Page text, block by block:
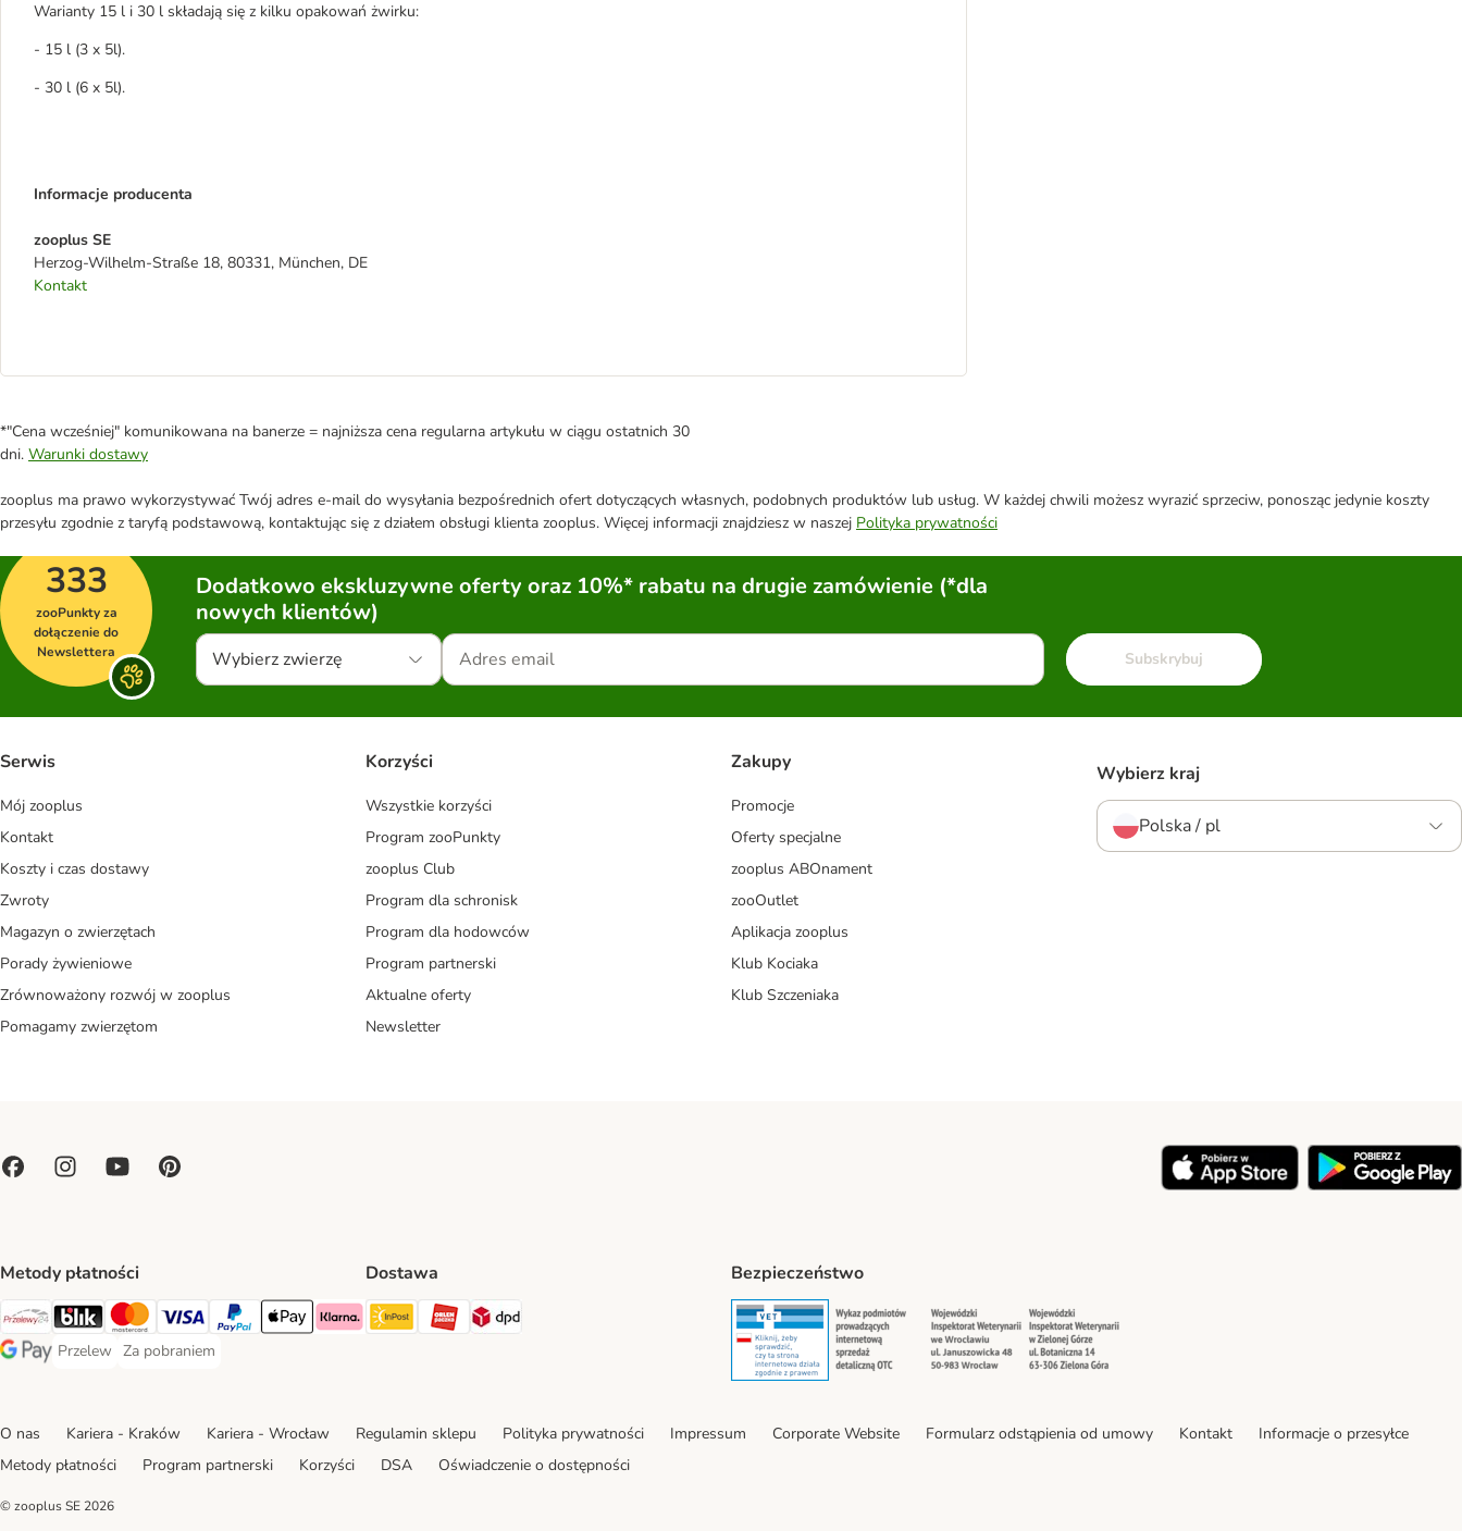
Warianty 15 l i 30 l składają się z kilku opakowań żwirku:
- 15 l (3 x 5l).
- 30 l (6 x 5l).
Informacje producenta
zooplus SE
Herzog-Wilhelm-Straße 18, 80331, München, DE
Kontakt
*"Cena wcześniej" komunikowana na banerze = najniższa cena regularna artykułu w ciągu ostatnich 30
dni. Warunki dostawy
zooplus ma prawo wykorzystywać Twój adres e-mail do wysyłania bezpośrednich ofert dotyczących własnych, podobnych produktów lub usług. W każdej chwili możesz wyrazić sprzeciw, ponosząc jedynie koszty
przesyłu zgodnie z taryfą podstawową, kontaktując się z działem obsługi klienta zooplus. Więcej informacji znajdziesz w naszej Polityka prywatności
333
zooPunkty za
dołączenie do
Newslettera
Dodatkowo ekskluzywne oferty oraz 10%* rabatu na drugie zamówienie (*dla
nowych klientów)
Wybierz zwierzę Subskrybuj
Serwis
Mój zooplus
Kontakt
Koszty i czas dostawy
Zwroty
Magazyn o zwierzętach
Porady żywieniowe
Zrównoważony rozwój w zooplus
Pomagamy zwierzętom
Korzyści
Wszystkie korzyści
Program zooPunkty
zooplus Club
Program dla schronisk
Program dla hodowców
Program partnerski
Aktualne oferty
Newsletter
Zakupy
Promocje
Oferty specjalne
zooplus ABOnament
zooOutlet
Aplikacja zooplus
Klub Kociaka
Klub Szczeniaka
Wybierz kraj
Polska / pl
Metody płatności
Przelewy24 Payment Method
Blik Payment Method
MasterCard Payment Method
Visa Payment Method
PayPal Payment Method
Apple Pay Payment Method
Klarna Payment Method
Google Pay Payment Method
Przelew
Przelew Payment Method
Za pobraniem
Za pobraniem Payment Method
Dostawa
Paczkomat® Shipping Method
ORLEN Paczka Shipping Method
Bezpieczeństwo
Security Security Security
O nas Kariera - Kraków Kariera - Wrocław Regulamin sklepu Polityka prywatności Impressum Corporate Website Formularz odstąpienia od umowy Kontakt
Informacje o przesyłce
Metody płatności
Program partnerski Korzyści DSA Oświadczenie o dostępności
© zooplus SE 2026